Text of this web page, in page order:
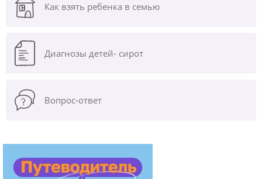
Как взять ребенка в семью
Диагнозы детей- сирот
Вопрос-ответ